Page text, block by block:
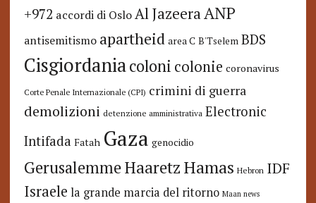
+972 accordi di Oslo Al JazeeraANP
antisemitismo apartheid area C B'Tselem BDS
Cisgiordaniacoloni colonie coronavirus
Corte Penale Internazionale (CPI) crimini di guerra
demolizioni detenzione amministrativa Electronic
Intifada Fatah Gaza genocidio
GerusalemmeHaaretzHamas Hebron IDF
Israele la grande marcia del ritorno Maan news